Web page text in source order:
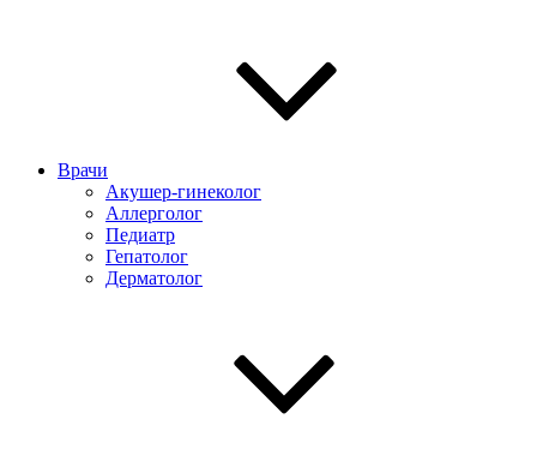
Врачи
Акушер-гинеколог
Аллерголог
Педиатр
Гепатолог
Дерматолог